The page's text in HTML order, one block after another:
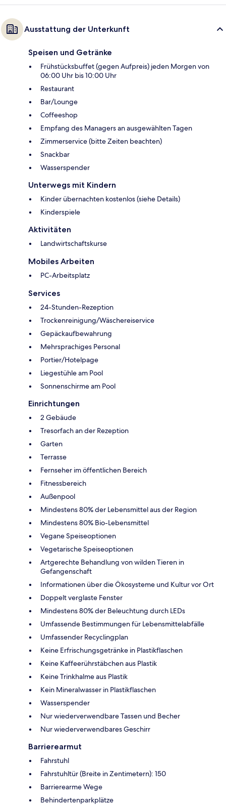
Ausstattung der Unterkunft
Speisen und Getränke
Frühstücksbuffet (gegen Aufpreis) jeden Morgen von
06:00 Uhr bis 10:00 Uhr
Restaurant
Bar/Lounge
Coffeeshop
Empfang des Managers an ausgewählten Tagen
Zimmerservice (bitte Zeiten beachten)
Snackbar
Wasserspender
Unterwegs mit Kindern
Kinder übernachten kostenlos (siehe Details)
Kinderspiele
Aktivitäten
Landwirtschaftskurse
Mobiles Arbeiten
PC-Arbeitsplatz
Services
24-Stunden-Rezeption
Trockenreinigung/Wäschereiservice
Gepäckaufbewahrung
Mehrsprachiges Personal
Portier/Hotelpage
Liegestühle am Pool
Sonnenschirme am Pool
Einrichtungen
2 Gebäude
Tresorfach an der Rezeption
Garten
Terrasse
Fernseher im öffentlichen Bereich
Fitnessbereich
Außenpool
Mindestens 80% der Lebensmittel aus der Region
Mindestens 80% Bio-Lebensmittel
Vegane Speiseoptionen
Vegetarische Speiseoptionen
Artgerechte Behandlung von wilden Tieren in
Gefangenschaft
Informationen über die Ökosysteme und Kultur vor Ort
Doppelt verglaste Fenster
Mindestens 80% der Beleuchtung durch LEDs
Umfassende Bestimmungen für Lebensmittelabfälle
Umfassender Recyclingplan
Keine Erfrischungsgetränke in Plastikflaschen
Keine Kaffeerührstäbchen aus Plastik
Keine Trinkhalme aus Plastik
Kein Mineralwasser in Plastikflaschen
Wasserspender
Nur wiederverwendbare Tassen und Becher
Nur wiederverwendbares Geschirr
Barrierearmut
Fahrstuhl
Fahrstuhltür (Breite in Zentimetern): 150
Barrierearme Wege
Behindertenparkplätze